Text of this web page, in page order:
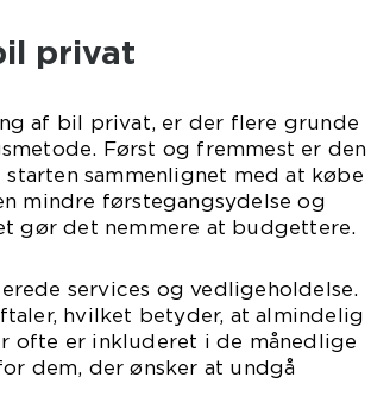
privat
af bil privat, er der flere grunde
Først og fremmest er den
sammenlignet med at købe
mindre førstegangsydelse og
gør det nemmere at budgettere.
services og vedligeholdelse.
hvilket betyder, at almindelig
ofte er inkluderet i de månedlige
dem, der ønsker at undgå